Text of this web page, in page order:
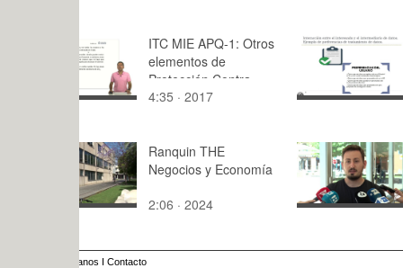
ITC MIE APQ-1: Otros
elementos de
Protección Contra
Incendios (Arts. 29-31)
4:35 · 2017
08 ICD -
entre el
datos.
10:54 ·
Ranquin THE
Negocios y Economía
2:06 · 2024
Turian,
prototipo
UPV
4:36 · 2024